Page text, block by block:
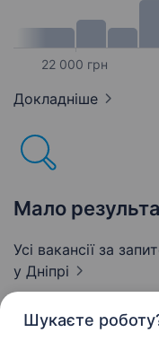
Шукаєте
22 000 грн
Докладніше
Мало
Усі вакансії за
у Дніпрі